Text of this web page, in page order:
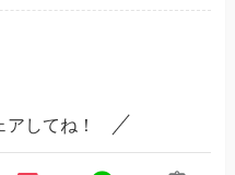
してね！